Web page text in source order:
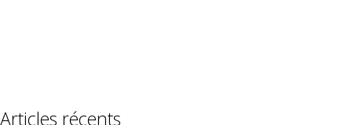
Articles récents